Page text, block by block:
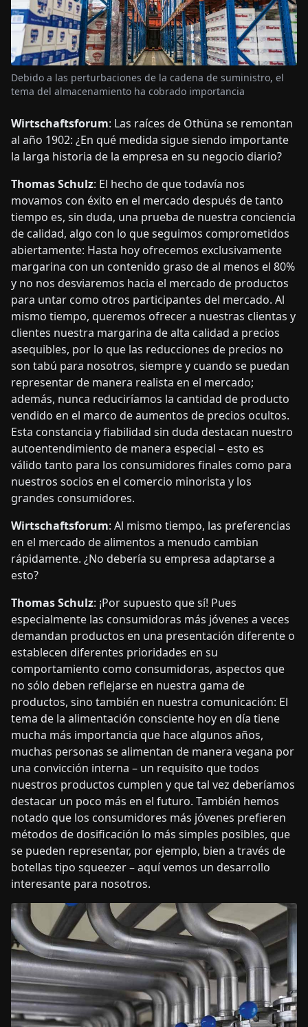
Debido a las perturbaciones de la cadena de suministro, el
tema del almacenamiento ha cobrado importancia
Wirtschaftsforum: Las raíces de Othüna se remontan
al año 1902: ¿En qué medida sigue siendo importante
la larga historia de la empresa en su negocio diario?
Thomas Schulz: El hecho de que todavía nos
movamos con éxito en el mercado después de tanto
tiempo es, sin duda, una prueba de nuestra conciencia
de calidad, algo con lo que seguimos comprometidos
abiertamente: Hasta hoy ofrecemos exclusivamente
margarina con un contenido graso de al menos el 80%
y no nos desviaremos hacia el mercado de productos
para untar como otros participantes del mercado. Al
mismo tiempo, queremos ofrecer a nuestras clientas y
clientes nuestra margarina de alta calidad a precios
asequibles, por lo que las reducciones de precios no
son tabú para nosotros, siempre y cuando se puedan
representar de manera realista en el mercado;
además, nunca reduciríamos la cantidad de producto
vendido en el marco de aumentos de precios ocultos.
Esta constancia y fiabilidad sin duda destacan nuestro
autoentendimiento de manera especial – esto es
válido tanto para los consumidores finales como para
nuestros socios en el comercio minorista y los
grandes consumidores.
Wirtschaftsforum: Al mismo tiempo, las preferencias
en el mercado de alimentos a menudo cambian
rápidamente. ¿No debería su empresa adaptarse a
esto?
Thomas Schulz: ¡Por supuesto que sí! Pues
especialmente las consumidoras más jóvenes a veces
demandan productos en una presentación diferente o
establecen diferentes prioridades en su
comportamiento como consumidoras, aspectos que
no sólo deben reflejarse en nuestra gama de
productos, sino también en nuestra comunicación: El
tema de la alimentación consciente hoy en día tiene
mucha más importancia que hace algunos años,
muchas personas se alimentan de manera vegana por
una convicción interna – un requisito que todos
nuestros productos cumplen y que tal vez deberíamos
destacar un poco más en el futuro. También hemos
notado que los consumidores más jóvenes prefieren
métodos de dosificación lo más simples posibles, que
se pueden representar, por ejemplo, bien a través de
botellas tipo squeezer – aquí vemos un desarrollo
interesante para nosotros.